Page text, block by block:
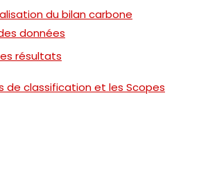
du bilan carbone
données
résultats
de classification et les Scopes